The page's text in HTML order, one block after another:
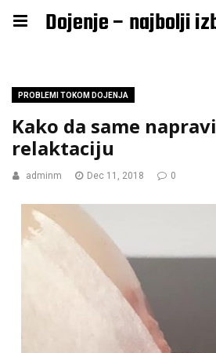
Dojenje – najbolji
PROBLEMI TOKOM DOJENJA
Kako da same
relaktaciju
adminm Dec 11, 2018 0